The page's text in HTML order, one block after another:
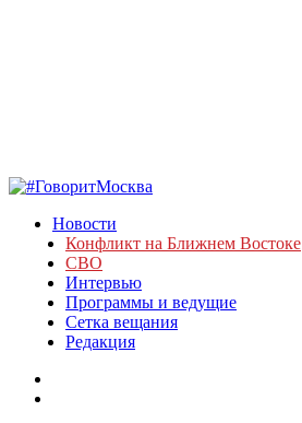
Новости
Конфликт на Ближнем Востоке
СВО
Интервью
Программы и ведущие
Сетка вещания
Редакция